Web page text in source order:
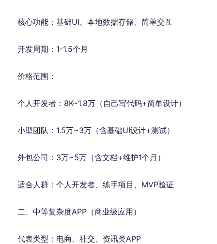
核心功能：基础UI、本地数据存储、简单交互
开发周期：1-1.5个月
价格范围：
个人开发者：8K~1.8万（自己写代码+简单设计）
小型团队：1.5万~3万（含基础UI设计+测试）
外包公司：3万~5万（含文档+维护1个月）
适合人群：个人开发者、练手项目、MVP验证
二、中等复杂度APP（商业级应用）
代表类型：电商、社交、资讯类APP